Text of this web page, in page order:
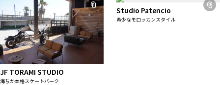
JF TORAMI STUDIO
海ちか本格スケートパーク
Studio Patencio
希少なモロッカンスタイル